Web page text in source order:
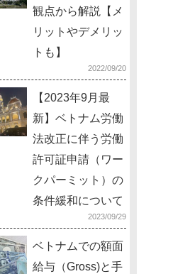
観点から解説【メ
リットやデメリッ
トも】
2022/09/20
【2023年9月最
新】ベトナム労働
法改正に伴う労働
許可証申請（ワー
クパーミット）の
条件緩和について
2023/09/29
ベトナムでの額面
給与（Gross)と手